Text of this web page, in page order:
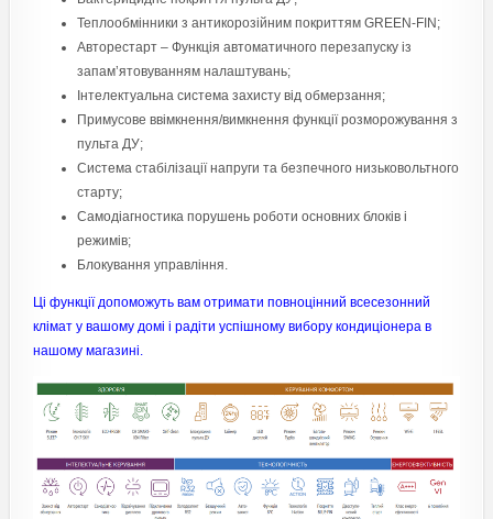
Теплообмінники з антикорозійним покриттям GREEN-FIN;
Авторестарт – Функція автоматичного перезапуску із
запам’ятовуванням налаштувань;
Інтелектуальна система захисту від обмерзання;
Примусове ввімкнення/вимкнення функції розморожування з
пульта ДУ;
Система стабілізації напруги та безпечного низьковольтного
старту;
Самодіагностика порушень роботи основних блоків і
режимів;
Блокування управління.
Ці функції допоможуть вам отримати повноцінний всесезонний
клімат у вашому домі і радіти успішному вибору кондиціонера в
нашому магазині.